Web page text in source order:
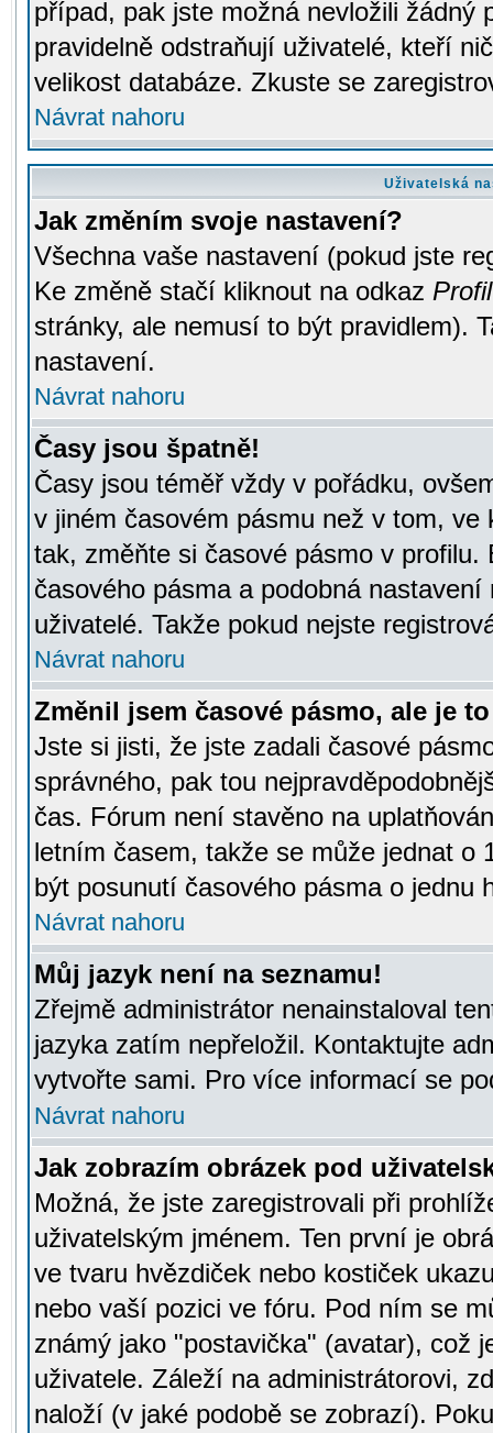
případ, pak jste možná nevložili žádný
pravidelně odstraňují uživatelé, kteří
velikost databáze. Zkuste se
Návrat nahoru
Uživatelská
Jak změním svoje nastavení?
Všechna vaše nastavení (pokud jste
Ke změně stačí kliknout na odkaz Profil
stránky, ale nemusí to být pravidlem).
nastavení.
Návrat nahoru
Časy jsou špatně!
Časy jsou téměř vždy v pořádku,
v jiném časovém pásmu než v tom,
tak, změňte si časové pásmo v
časového pásma a podobná
uživatelé. Takže pokud nejste
Návrat nahoru
Změnil jsem časové pásmo, ale je
Jste si jisti, že jste zadali časové
správného, pak tou
čas. Fórum není stavěno na
letním časem, takže se může jednat o
být posunutí časového pásma o jednu
Návrat nahoru
Můj jazyk není na seznamu!
Zřejmě administrátor nenainstaloval
jazyka zatím nepřeložil. Kontaktujte
vytvořte sami. Pro více informací se
Návrat nahoru
Jak zobrazím obrázek pod
Možná, že jste zaregistrovali při
uživatelským jménem. Ten první je
ve tvaru hvězdiček nebo kostiček
nebo vaší pozici ve fóru. Pod ním se
známý jako "postavička" (avatar), což
uživatele. Záleží na administrátorovi,
naloží (v jaké podobě se zobrazí).